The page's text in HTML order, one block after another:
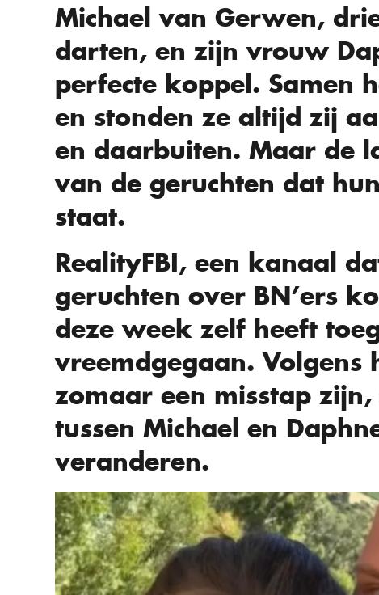
Michael van Gerwen,
darten, en zijn vrouw
perfecte koppel. Samen
en stonden ze altijd zij
en daarbuiten. Maar de
van de geruchten dat
staat.
RealityFBI, een kanaal
geruchten over BN’ers
deze week zelf heeft
vreemdgegaan.
zomaar een misstap
tussen Michael en
veranderen.